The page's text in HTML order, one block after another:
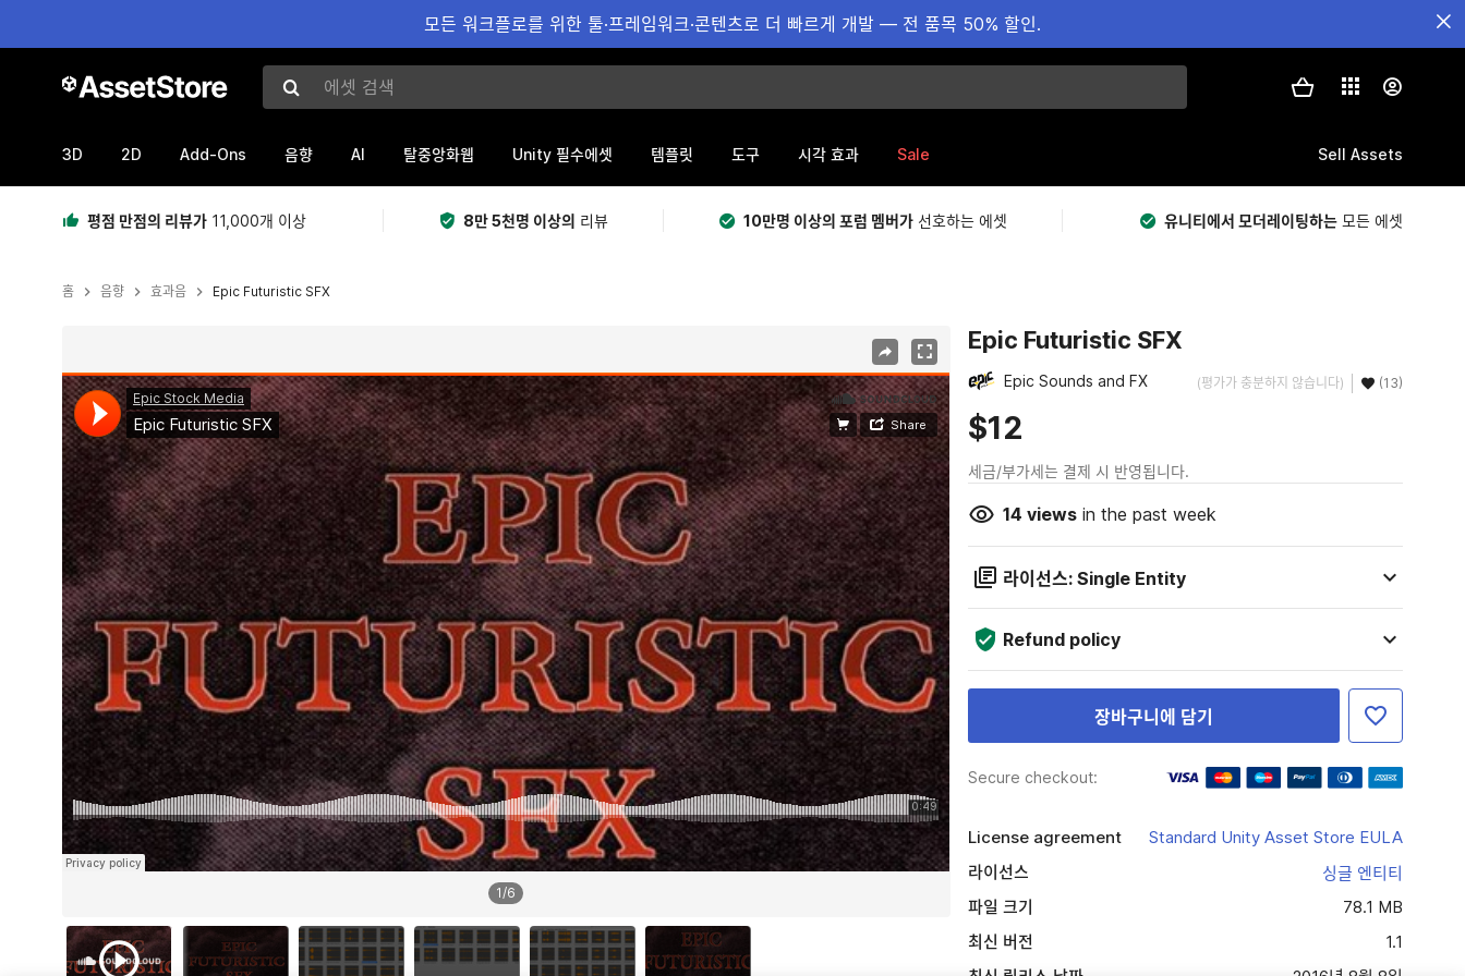
모든 워크플로를 위한 툴·프레임워크·콘텐츠로 더 빠르게 개발 — 전 품목 50% 할인.
에셋 검색
3D 2D Add-Ons 음향 AI 탈중앙화웹 Unity 필수에셋 템플릿 도구 시각 효과 Sale Sell Assets
평점 만점의 리뷰가 11,000개 이상 8만 5천명 이상의 리뷰 10만명 이상의 포럼 멤버가 선호하는 에셋 유니티에서 모더레이팅하는 모든 에셋
홈 음향 효과음 Epic Futuristic SFX
1/6
Epic Futuristic SFX
Epic Sounds and FX (평가가 충분하지 않습니다) (13)
$12
세금/부가세는 결제 시 반영됩니다.
14 viewsin the past week
라이선스: Single Entity
Refund policy
장바구니에 담기
Secure checkout:
License agreement
Standard Unity Asset Store EULA
라이선스
싱글 엔티티
파일 크기
78.1 MB
최신 버전
1.1